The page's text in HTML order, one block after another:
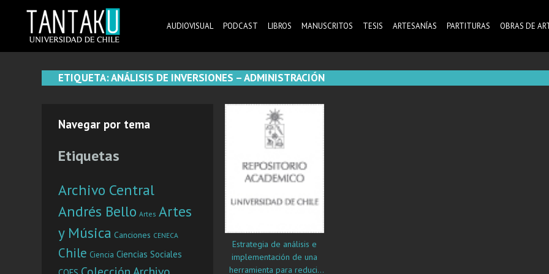
content
AUDIOVISUAL PODCAST LIBROS MANUSCRITOS TESIS ARTESANÍAS PARTITURAS OBRAS DE
ETIQUETA:ANÁLISIS DE INVERSIONES – ADMINISTRACIÓN
Navegar por tema
Etiquetas
Archivo Central
Andrés Bello Artes Artes
y Música Canciones CENECA
Chile Ciencia Ciencias Sociales
Estrategia de análisis e
implementación de una
herramienta para reducir